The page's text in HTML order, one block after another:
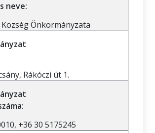
neve:
Önkormányzata
Rákóczi út 1.
+36 30 5175245